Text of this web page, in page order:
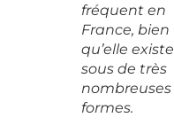
fréquent en
France, bien
qu’elle existe
sous de très
nombreuses
formes.